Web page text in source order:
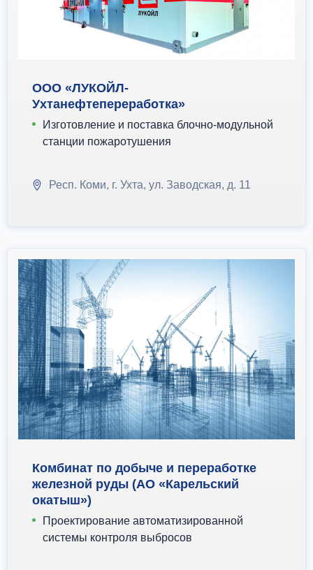
ООО «ЛУКОЙЛ-
Ухтанефтепереработка»
Изготовление и поставка блочно-модульной
станции пожаротушения
Респ. Коми, г. Ухта, ул. Заводская, д. 11
Комбинат по добыче и переработке
железной руды (АО «Карельский
окатыш»)
Проектирование автоматизированной
системы контроля выбросов